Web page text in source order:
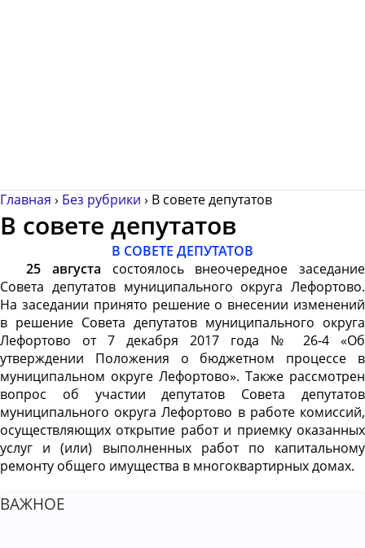
Главная › Без рубрики › В совете депутатов
В совете депутатов
В СОВЕТЕ ДЕПУТАТОВ
25 августа состоялось внеочередное заседание
Совета депутатов муниципального округа Лефортово.
На заседании принято решение о внесении изменений
в решение Совета депутатов муниципального округа
Лефортово от 7 декабря 2017 года № 26-4 «Об
утверждении Положения о бюджетном процессе в
муниципальном округе Лефортово». Также рассмотрен
вопрос об участии депутатов Совета депутатов
муниципального округа Лефортово в работе комиссий,
осуществляющих открытие работ и приемку оказанных
услуг и (или) выполненных работ по капитальному
ремонту общего имущества в многоквартирных домах.
ВАЖНОЕ